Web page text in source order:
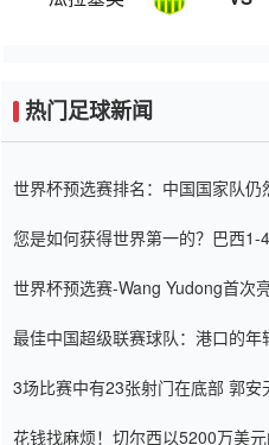
热门足球新闻
世界杯预选赛排名：中国国家队仍
您是如何获得世界第一的？巴西1-
世界杯预选赛-Wang Yudong首次
最佳中国超级联赛球队：港口的年
3场比赛中有23张射门在底部 郭
花钱找麻烦！切尔西以5200万美